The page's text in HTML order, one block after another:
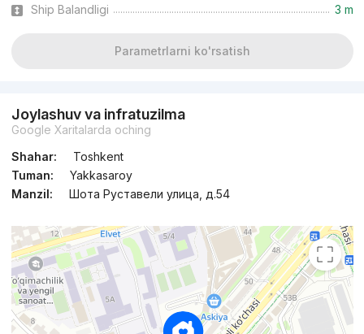
Ship Balandligi 3 m
Parametrlarni ko'rsatish
Joylashuv va infratuzilma
Google Xaritalarda oching
Shahar:
Toshkent
Tuman:
Yakkasaroy
Manzil:
Шота Руставели улица, д.54